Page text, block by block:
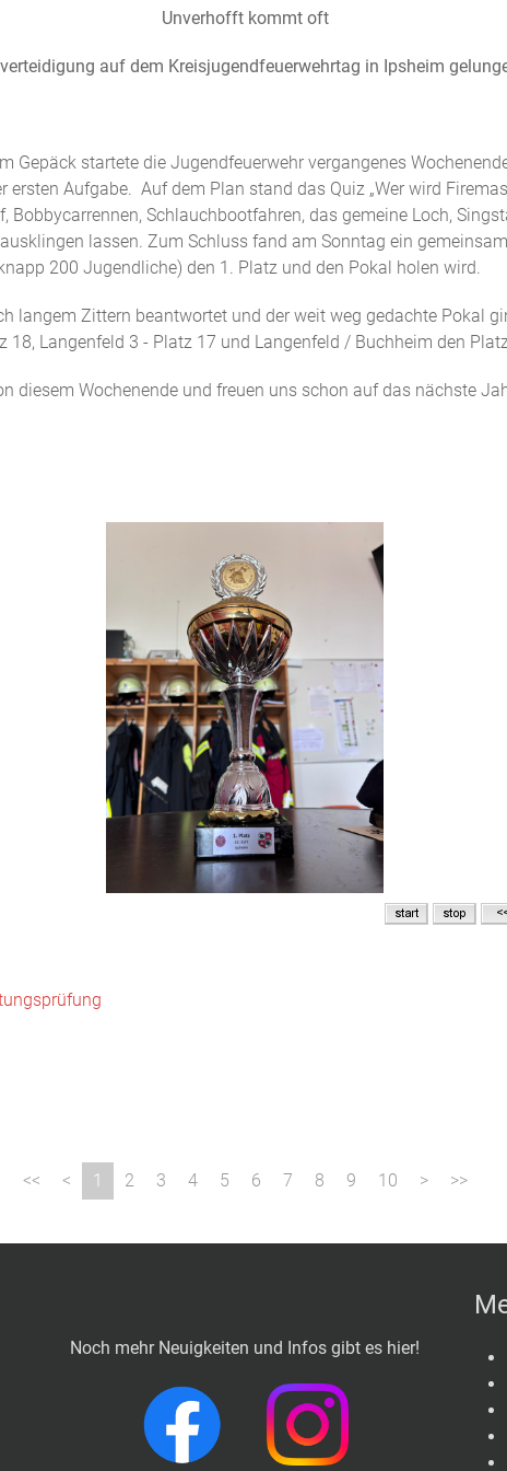
Unverhofft kommt oft
auf dem Kreisjugendfeuerwehrtag in Ipsheim
Gepäck startete die Jugendfeuerwehr vergangenes
Aufgabe. Auf dem Plan stand das Quiz „Wer wird
Bobbycarrennen, Schlauchbootfahren, das gemeine Loch,
lassen. Zum Schluss fand am Sonntag ein
200 Jugendliche) den 1. Platz und den Pokal holen wird.
langem Zittern beantwortet und der weit weg gedachte Pokal
Langenfeld 3 - Platz 17 und Langenfeld / Buchheim den
diesem Wochenende und freuen uns schon auf das nächste
1 2 3 4 5 6 7 8 9 10
Noch mehr Neuigkeiten und Infos gibt es hier!